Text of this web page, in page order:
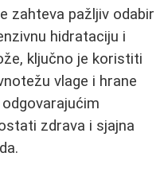
zahteva pažljiv odabir
hidrataciju i
ključno je koristiti
vlage i hrane
zdrava i sjajna